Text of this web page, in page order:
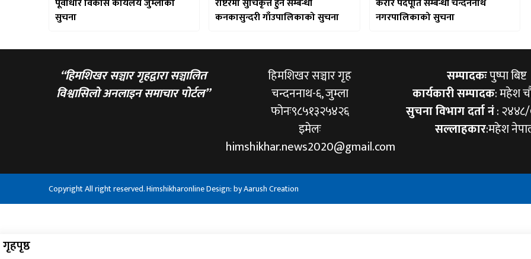
सुचना
कनकासुन्दरी गाँउपालिकाको सुचना
नगरपालिकाको सुचना
“हिमशिखर सञ्चार गृहद्वारा सञ्चालित
विश्वासिलो अनलाइन समाचार पोर्टल”
हिमशिखर सञ्चार गृह
चन्दननाथ-६, जुम्ला
फोनः९८५१३२५४२६
इमेलः
himshikhar.news2020@gmail.com
सम्पादकःपुष्पा बिष्ट
कार्यकारी सम्पादक: महेश
सुचना विभाग दर्ता नं:
सल्लाहकार:महेश
Copyright All right reserved. Himshikharonline Design: byAarush Creation
गृहपृष्ठ